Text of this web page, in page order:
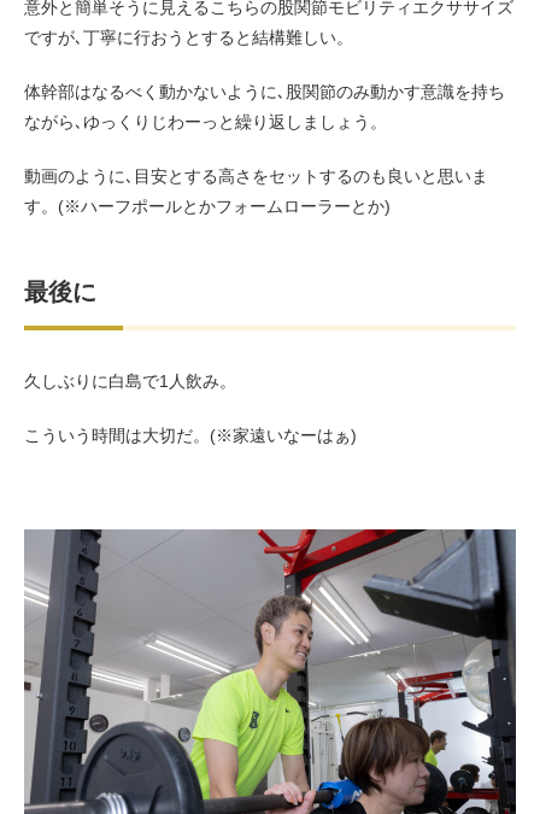
意外と簡単そうに見えるこちらの股関節モビリティエクササイズ
ですが､丁寧に行おうとすると結構難しい。
体幹部はなるべく動かないように､股関節のみ動かす意識を持ち
ながら､ゆっくりじわーっと繰り返しましょう。
動画のように､目安とする高さをセットするのも良いと思いま
す。(※ハーフポールとかフォームローラーとか)
最後に
久しぶりに白島で1人飲み。
こういう時間は大切だ。(※家遠いなーはぁ)